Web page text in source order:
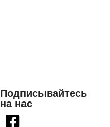
Подписывайтесь
на нас